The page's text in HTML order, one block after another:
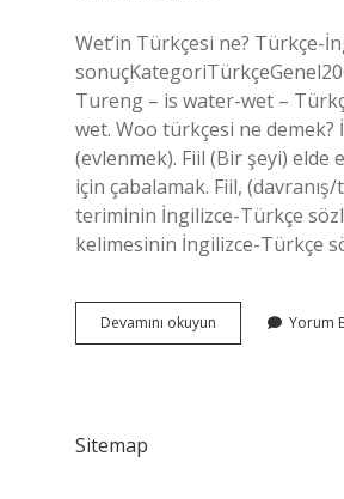
Wet’in Türkçesi ne? Türkçe-
Tureng – is water-wet –
wet. Woo türkçesi ne demek?
(evlenmek). Fiil (Bir şeyi)
için çabalamak. Fiil,
teriminin İngilizce-Türkçe
kelimesinin İngilizce-Türkçe
Devamını okuyun
Türkçesi
Yorum
Sitemap